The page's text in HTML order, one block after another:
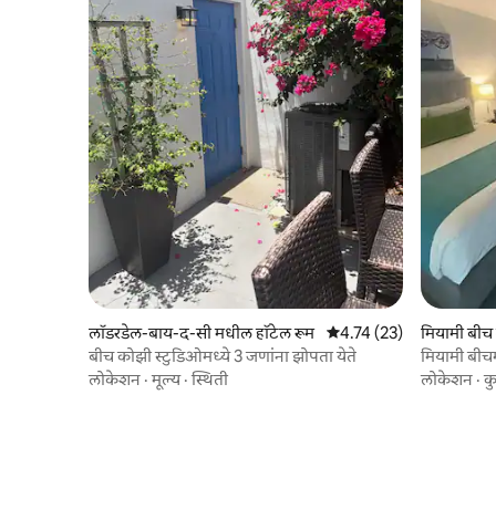
लॉडरडेल-बाय-द-सी मधील हॉटेल रूम 5 पैकी 4.74 सरासरी रेटिंग,
4.74 (23)
बीच कोझी स्टुडिओमध्ये 3 जणांना झोपता येते
लोकेशन ·मूल्य·स्थिती
मियामी
मियामी
अपार्टमेंट/
लोकेशन ·